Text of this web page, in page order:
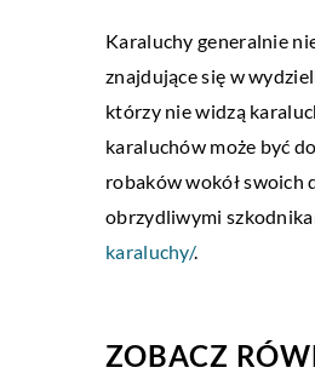
Karaluchy generalnie
znajdujące się w
którzy nie widzą
karaluchów może być
robaków wokół swoich
obrzydliwymi
karaluchy/.
ZOBACZ